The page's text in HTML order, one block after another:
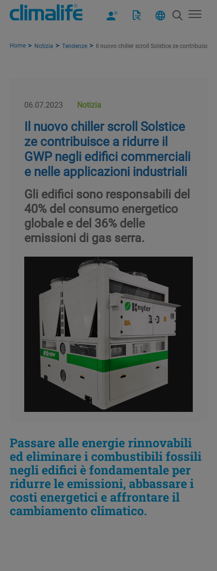
Home Notizia Tendenze Il nuovo chiller scroll Solstice ze contribuisce
06.07.2023 Notizia
Il nuovo chiller scroll Solstice
ze contribuisce a ridurre il
GWP negli edifici commerciali
e nelle applicazioni industriali
Gli edifici sono responsabili del
40% del consumo energetico
globale e del 36% delle
emissioni di gas serra.
Passare alle energie rinnovabili
ed eliminare i combustibili fossili
negli edifici è fondamentale per
ridurre le emissioni, abbassare i
costi energetici e affrontare il
cambiamento climatico.